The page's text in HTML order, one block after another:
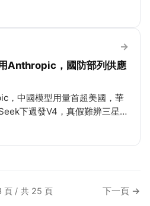
燙！
→
Anthropic，國防部列供應
，中國模型用量首超美國，華
下週發V4，真假難辨三星賣
，熱鬧得不行！
頁 / 共 25 頁 下一頁 →